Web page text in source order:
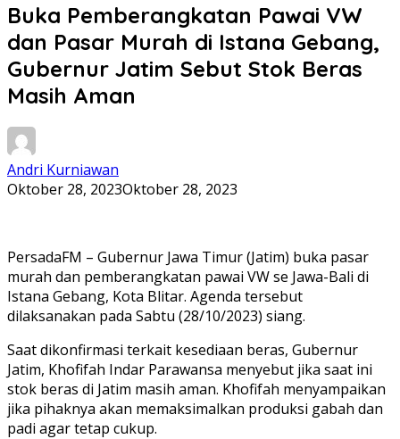
Buka Pemberangkatan Pawai VW
dan Pasar Murah di Istana Gebang,
Gubernur Jatim Sebut Stok Beras
Masih Aman
Andri Kurniawan
Oktober 28, 2023Oktober 28, 2023
PersadaFM – Gubernur Jawa Timur (Jatim) buka pasar
murah dan pemberangkatan pawai VW se Jawa-Bali di
Istana Gebang, Kota Blitar. Agenda tersebut
dilaksanakan pada Sabtu (28/10/2023) siang.
Saat dikonfirmasi terkait kesediaan beras, Gubernur
Jatim, Khofifah Indar Parawansa menyebut jika saat ini
stok beras di Jatim masih aman. Khofifah menyampaikan
jika pihaknya akan memaksimalkan produksi gabah dan
padi agar tetap cukup.